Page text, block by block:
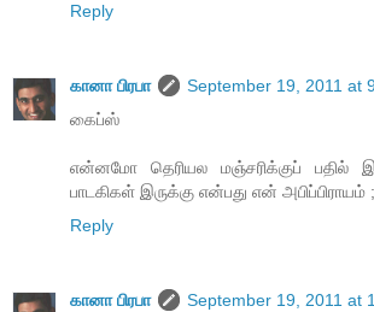
Reply
கானா பிரபா
September 19, 2011 at
கைப்ஸ்
என்னமோ தெரியல மஞ்சரிக்குப் பதில்
பாடகிகள் இருக்கு என்பது என் அபிப்பிராயம்
Reply
கானா பிரபா
September 19, 2011 at